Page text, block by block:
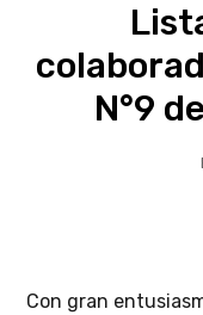
N°9
Con gran